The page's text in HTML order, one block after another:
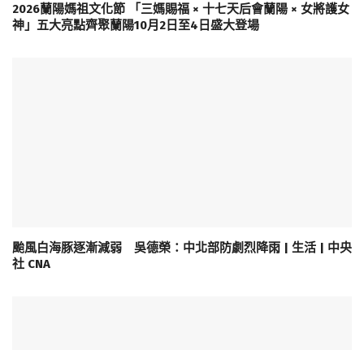
2026蘭陽媽祖文化節 「三媽賜福 × 十七天后會蘭陽 × 女將護女
神」五大亮點齊聚蘭陽10月2日至4日盛大登場
颱風白海豚逐漸減弱 吳德榮：中北部防劇烈降雨 | 生活 | 中央
社 CNA